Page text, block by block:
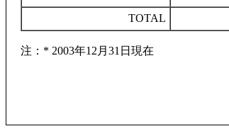
TOTAL
注：* 2003年12月31日現在